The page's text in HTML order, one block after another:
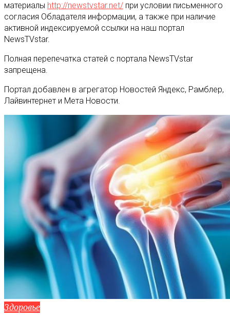
материалы http://newstvstar.net/ при условии письменного
согласия Обладателя информации, а также при наличие
активной индексируемой ссылки на наш портал
NewsTVstar.
Полная перепечатка статей с портала NewsTVstar
запрещена.
Портал добавлен в агрегатор Новостей Яндекс, Рамблер,
Лайвинтернет и Мета Новости.
Здоровье